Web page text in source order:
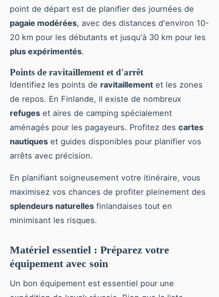
point de départ est de planifier des journées de
pagaie modérées, avec des distances d'environ 10-
20 km pour les débutants et jusqu'à 30 km pour les
plus expérimentés.
Points de ravitaillement et d'arrêt
Identifiez les points de ravitaillement et les zones
de repos. En Finlande, il existe de nombreux
refuges et aires de camping spécialement
aménagés pour les pagayeurs. Profitez des cartes
nautiques et guides disponibles pour planifier vos
arrêts avec précision.
En planifiant soigneusement votre itinéraire, vous
maximisez vos chances de profiter pleinement des
splendeurs naturelles finlandaises tout en
minimisant les risques.
Matériel essentiel : Préparez votre
équipement avec soin
Un bon équipement est essentiel pour une